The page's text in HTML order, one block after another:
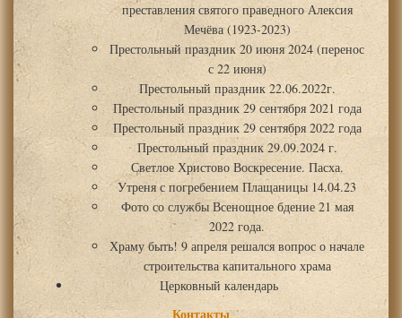
преставления святого праведного Алексия
Мечёва (1923-2023)
Престольный праздник 20 июня 2024 (перенос
с 22 июня)
Престольный праздник 22.06.2022г.
Престольный праздник 29 сентября 2021 года
Престольный праздник 29 сентября 2022 года
Престольный праздник 29.09.2024 г.
Светлое Христово Воскресение. Пасха.
Утреня с погребением Плащаницы 14.04.23
Фото со службы Всенощное бдение 21 мая
2022 года.
Храму быть! 9 апреля решался вопрос о начале
строительства капитального храма
Церковный календарь
Контакты